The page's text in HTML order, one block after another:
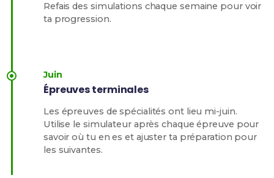
Refais des simulations chaque semaine pour voir
ta progression.
Juin
Épreuves terminales
Les épreuves de spécialités ont lieu mi-juin.
Utilise le simulateur après chaque épreuve pour
savoir où tu en es et ajuster ta préparation pour
les suivantes.